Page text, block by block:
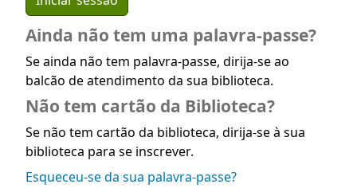
Ainda não tem uma palavra-passe?
Se ainda não tem palavra-passe, dirija-se ao
balcão de atendimento da sua biblioteca.
Não tem cartão da Biblioteca?
Se não tem cartão da biblioteca, dirija-se à sua
biblioteca para se inscrever.
Esqueceu-se da sua palavra-passe?